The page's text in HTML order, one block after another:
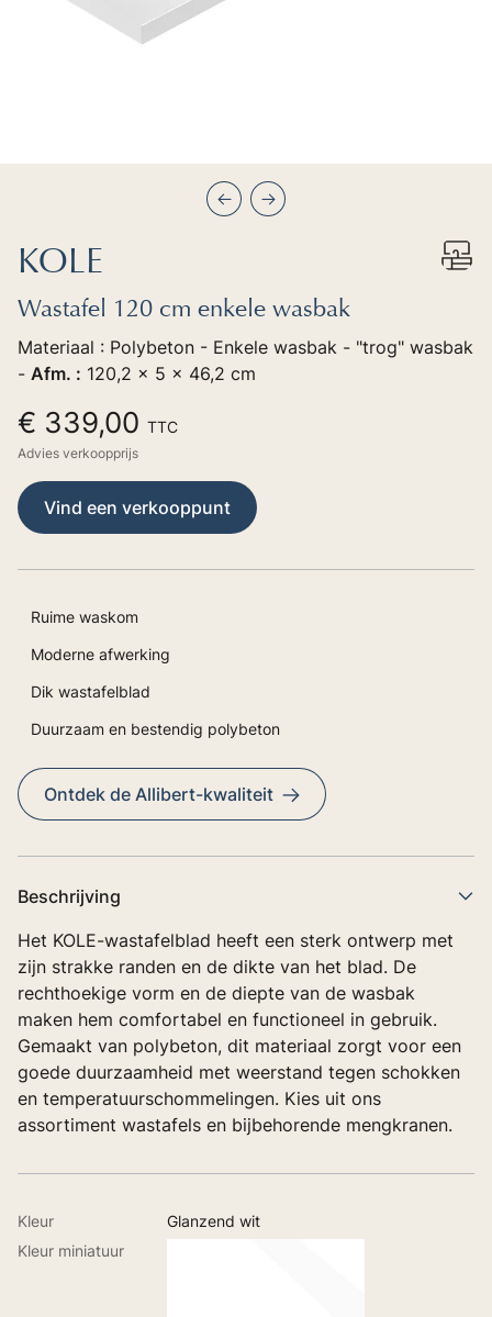
PrécédentSuivant
KOLE
Wastafel 120 cm enkele wasbak
Materiaal : Polybeton - Enkele wasbak - "trog" wasbak
- Afm. : 120,2 x 5 x 46,2 cm
€ 339,00 TTC
Advies verkoopprijs
Vind een verkooppunt
Ruime waskom
Moderne afwerking
Dik wastafelblad
Duurzaam en bestendig polybeton
Ontdek de Allibert-kwaliteit
Beschrijving
Het KOLE-wastafelblad heeft een sterk ontwerp met
zijn strakke randen en de dikte van het blad. De
rechthoekige vorm en de diepte van de wasbak
maken hem comfortabel en functioneel in gebruik.
Gemaakt van polybeton, dit materiaal zorgt voor een
goede duurzaamheid met weerstand tegen schokken
en temperatuurschommelingen. Kies uit ons
assortiment wastafels en bijbehorende mengkranen.
Kleur
Glanzend wit
Kleur miniatuur